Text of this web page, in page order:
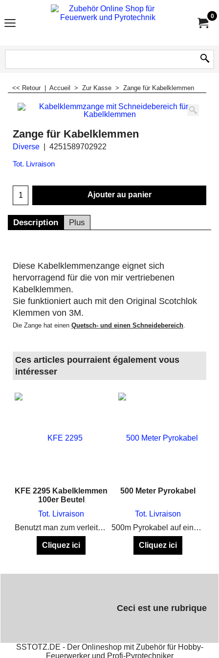
0
<< Retour Accueil > Zur Kasse > Zange für Kabelklemmen
Zange für Kabelklemmen
Diverse 4251589702922
Tot. Livraison
Ajouter au panier
Description Plus
Diese Kabelklemmenzange eignet sich
hervorragend für die von mir vertriebenen
Kabelklemmen.
Sie funktioniert auch mit den Original Scotchlok
Klemmen von 3M.
Die Zange hat einen Quetsch- und einen Schneidebereich.
Ces articles pourraient également vous
intéresser
KFE 2295 Kabelklemmen
100er Beutel
Tot. Livraison
Benutzt man zum verleiten mit Elektrozünder
Cliquez ici
500 Meter Pyrokabel
Tot. Livraison
500m Pyrokabel auf einer stabilen Rolle, zum verlängern von Elektrozündern
Cliquez ici
Ceci est une rubrique
SSTOTZ.DE - Der Onlineshop mit Zubehör für Hobby-
Feuerwerker und Profi-Pyrotechniker